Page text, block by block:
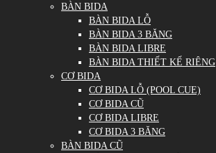
BÀN BIDA
BÀN BIDA LỖ
BÀN BIDA 3 BĂNG
BÀN BIDA LIBRE
BÀN BIDA THIẾT KẾ RIÊNG
CƠ BIDA
CƠ BIDA LỖ (POOL CUE)
CƠ BIDA CŨ
CƠ BIDA LIBRE
CƠ BIDA 3 BĂNG
BÀN BIDA CŨ